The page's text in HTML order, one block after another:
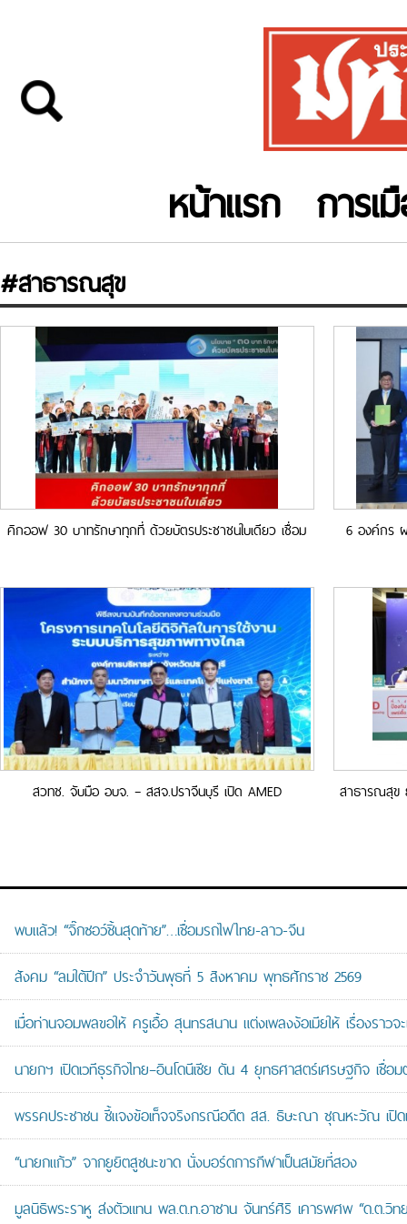
หน้าแรก การเ
#สาธารณสุข
คิกออฟ 30 บาทรักษาทุกที่ ด้วยบัตรประชาชนใบเดียว เชื่อม
6 องค์กร ผ
สวทช. จับมือ อบจ. – สสจ.ปราจีนบุรี เปิด AMED
สาธารณสุข
พบแล้ว! “จิ๊กซอว์ชิ้นสุดท้าย”…เชื่อมรถไฟไทย-ลาว-จีน
สังคม “ลมใต้ปีก” ประจำวันพุธที่ 5 สิงหาคม พุทธศักราช 2569
เมื่อท่านจอมพลขอให้ ครูเอื้อ สุนทรสนาน แต่งเพลงง้อเมียให้ เรื่องราวจะ
นายกฯ เปิดเวทีธุรกิจไทย–อินโดนีเซีย ดัน 4 ยุทธศาสตร์เศรษฐกิจ เ
พรรคประชาชน ชี้แจงข้อเท็จจริงกรณีอดีต สส. ธิษะณา ชุณหะวัณ เปิด
“นายกแก้ว” จากยูยิตสูชนะขาด นั่งบอร์ดการกีฬาเป็นสมัยที่สอง
มูลนิธิพระราหู ส่งตัวแทน พล.ต.ท.อาชาน จันทร์ศิริ เคารพศพ “ด.ต.วิท